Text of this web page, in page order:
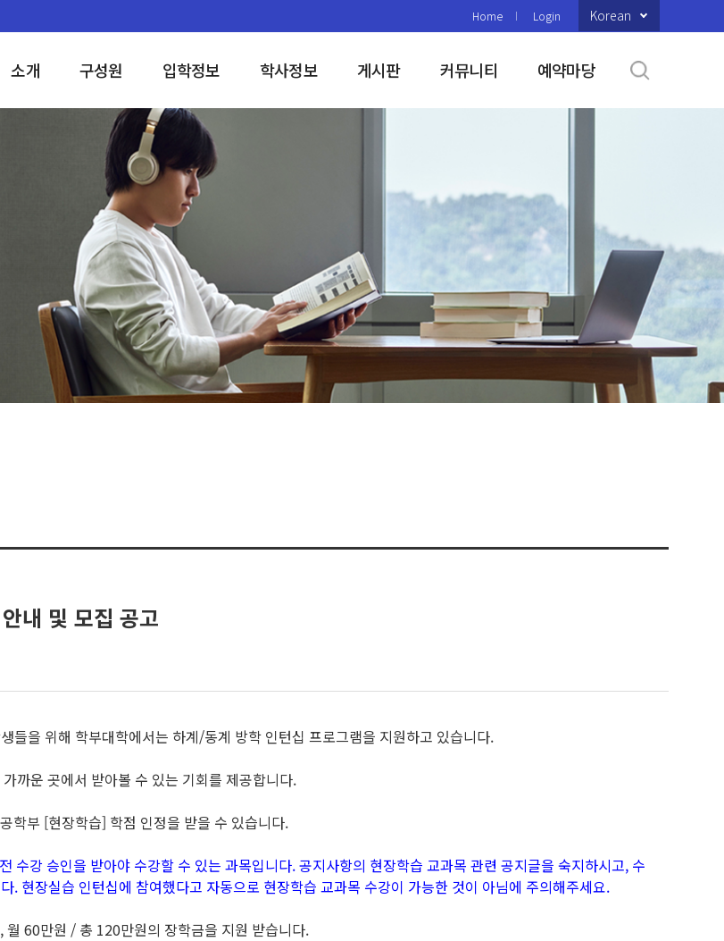
Home Login Korean
소개 구성원 입학정보 학사정보 게시판 커뮤니티 예약마당
내 및 모집 공고
들을 위해 학부대학에서는 하계/동계 방학 인턴십 프로그램을 지원하고 있습니다.
까운 곳에서 받아볼 수 있는 기회를 제공합니다.
학부 [현장학습] 학점 인정을 받을 수 있습니다.
강 승인을 받아야 수강할 수 있는 과목입니다. 공지사항의 현장학습 교과목 관련 공지글을 숙지하시고, 수
. 현장실습 인턴십에 참여했다고 자동으로 현장학습 교과목 수강이 가능한 것이 아님에 주의해주세요.
60만원 / 총 120만원의 장학금을 지원 받습니다.